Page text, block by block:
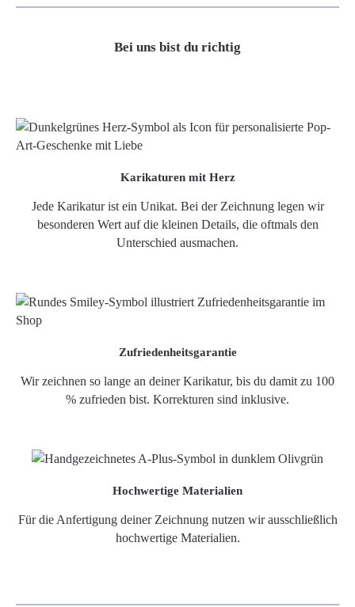
Bei uns bist du richtig
Karikaturen mit Herz
Jede Karikatur ist ein Unikat. Bei der Zeichnung legen wir
besonderen Wert auf die kleinen Details, die oftmals den
Unterschied ausmachen.
Zufriedenheitsgarantie
Wir zeichnen so lange an deiner Karikatur, bis du damit zu 100
% zufrieden bist. Korrekturen sind inklusive.
Hochwertige Materialien
Für die Anfertigung deiner Zeichnung nutzen wir ausschließlich
hochwertige Materialien.